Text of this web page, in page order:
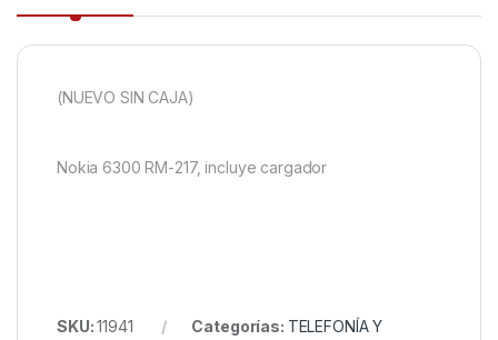
(NUEVO SIN CAJA)
Nokia 6300 RM-217, incluye cargador
SKU:11941 Categorías: TELEFONÍA Y